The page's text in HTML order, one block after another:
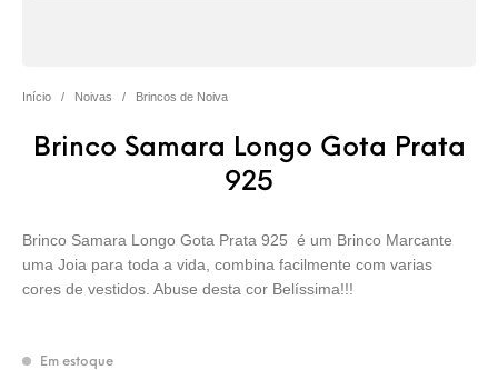
Início / Noivas / Brincos de Noiva
Brinco Samara Longo Gota Prata
925
Brinco Samara Longo Gota Prata 925 é um Brinco Marcante
uma Joia para toda a vida, combina facilmente com varias
cores de vestidos. Abuse desta cor Belíssima!!!
Em estoque